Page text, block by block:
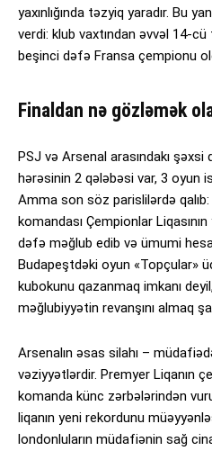
yaxınlığında təzyiq yaradır. Bu
verdi: klub vaxtından əvvəl 14-cü
beşinci dəfə Fransa çempionu
Finaldan nə gözləmək
PSJ və Arsenal arasındakı şəxsi
hərəsinin 2 qələbəsi var, 3 oyun
Amma son söz parislilərdə
komandası Çempionlar
dəfə məğlub edib və ümumi
Budapeştdəki oyun «Topçular»
kubokunu qazanmaq imkanı
məğlubiyyətin revanşını almaq
Arsenalın əsas silahı –
vəziyyətlərdir. Premyer Liqanın
komanda künc zərbələrindən
liqanın yeni rekordunu
londonluların müdafiənin sağ